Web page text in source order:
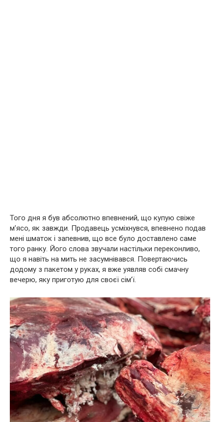
Того дня я був абсолютно впевнений, що купую свіже
м’ясо, як завжди. Продавець усміхнувся, впевнено подав
мені шматок і запевнив, що все було доставлено саме
того ранку. Його слова звучали настільки переконливо,
що я навіть на мить не засумнівався. Повертаючись
додому з пакетом у руках, я вже уявляв собі смачну
вечерю, яку приготую для своєї сім’ї.